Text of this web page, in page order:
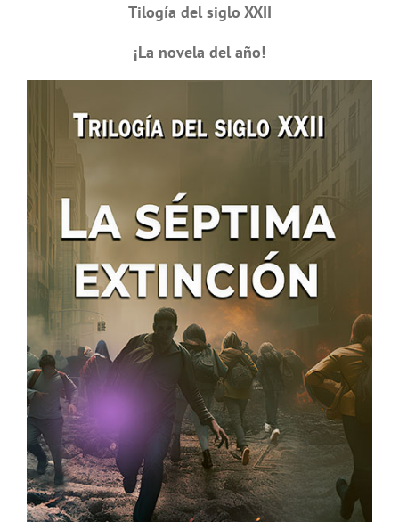
Tilogía del siglo XXII
¡La novela del año!